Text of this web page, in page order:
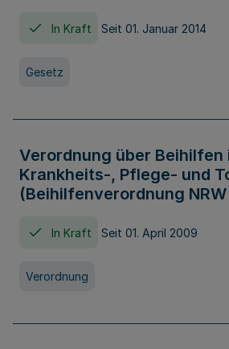
In Kraft Seit 01. Januar 2014
Gesetz
Verordnung über Beihilfen
Krankheits-, Pflege- und
(Beihilfenverordnung NRW
In Kraft Seit 01. April 2009
Verordnung